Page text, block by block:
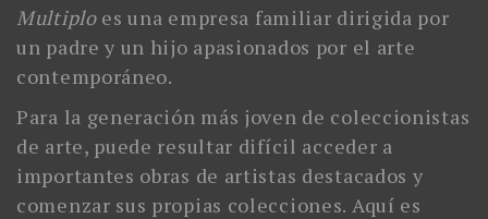
Multiploes una empresa familiar dirigida por
un padre y un hijo apasionados por el arte
contemporáneo.
Para la generación más joven de coleccionistas
de arte, puede resultar difícil acceder a
importantes obras de artistas destacados y
comenzar sus propias colecciones. Aquí es